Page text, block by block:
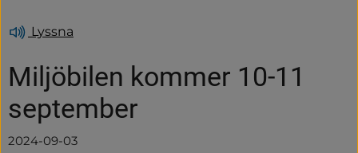
Lyssna
Miljöbilen kommer 10-11
september
2024-09-03